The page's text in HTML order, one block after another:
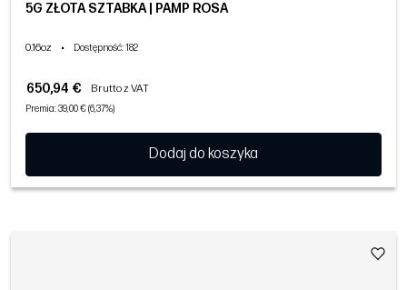
5G ZŁOTA SZTABKA | PAMP ROSA
0.16oz • Dostępność: 182
650,94 € Brutto z VAT
Premia: 39,00 € (6,37%)
Dodaj do koszyka